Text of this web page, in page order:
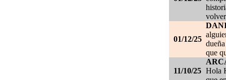
01/12/25
que
11/10/25 Hola